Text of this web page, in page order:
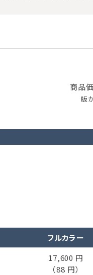
商品価
版
フルカラー
17,600 円
（88 円）